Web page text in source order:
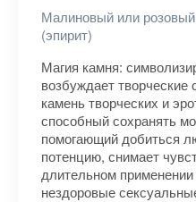
Малиновый или
(эпирит)
Магия камня:
возбуждает
камень творческих и
способный сохранять
помогающий добиться
потенцию, снимает
длительном
нездоровые